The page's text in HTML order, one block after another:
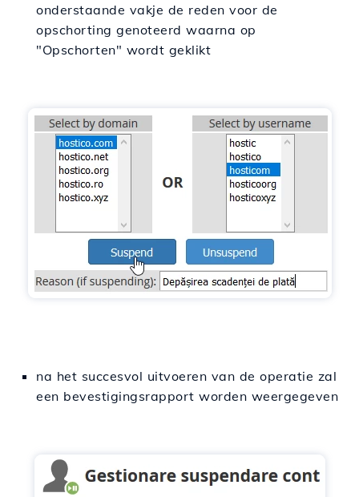
onderstaande vakje de reden voor de
opschorting genoteerd waarna op
"Opschorten" wordt geklikt
na het succesvol uitvoeren van de operatie zal
een bevestigingsrapport worden weergegeven